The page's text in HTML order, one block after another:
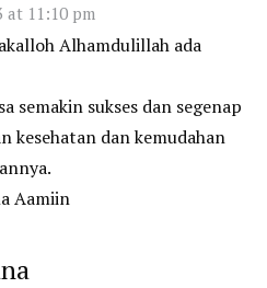
at 11:10 pm
Alhamdulillah ada
semakin sukses dan segenap
kesehatan dan kemudahan
Aamiin